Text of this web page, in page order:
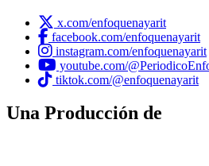
x.com/enfoquenayarit
facebook.com/enfoquenayarit
instagram.com/enfoquenayarit
youtube.com/
tiktok.com/@enfoquenayarit
Una Producción de